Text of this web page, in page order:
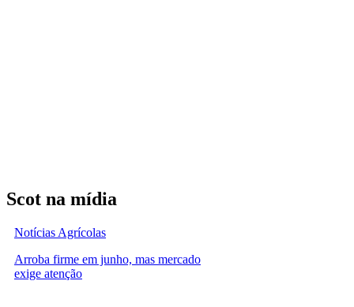
Scot na mídia
Notícias Agrícolas
Arroba firme em junho, mas mercado
exige atenção